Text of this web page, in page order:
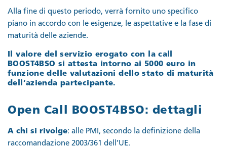
Alla fine di questo periodo, verrà fornito uno specifico
piano in accordo con le esigenze, le aspettative e la fase di
maturità delle aziende.
Il valore del servizio erogato con la call
BOOST4BSO si attesta intorno ai 5000 euro in
funzione delle valutazioni dello stato di maturità
dell’azienda partecipante.
Open Call BOOST4BSO: dettagli
A chi si rivolge: alle PMI, secondo la definizione della
raccomandazione 2003/361 dell’UE.